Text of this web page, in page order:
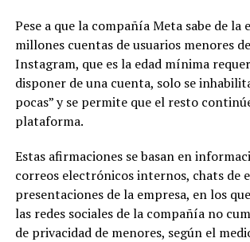
Pese a que la compañía Meta sabe de la
millones cuentas de usuarios menores
Instagram, que es la edad mínima
disponer de una cuenta, solo se
pocas” y se permite que el resto
plataforma.
Estas afirmaciones se basan en
correos electrónicos internos, chats de
presentaciones de la empresa, en los
las redes sociales de la compañía no
de privacidad de menores, según el